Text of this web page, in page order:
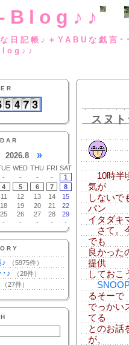
Blog♪♪
な日記帳♪
2026.8 »
WED THU FRI SAT
- - - -
1
4 5 6 7
8
11 12 13 14
15
18 19 20 21
22
25 26 27 28
29
- - - - -
♪ （5975件）
･♪ （28件）
（27件）
スヌ
10時半
気が
しないで
パン
イタダキ
さて。
でも
良かった
提供
しておこ
るそーで
でっかい
てる
とのお話
が、